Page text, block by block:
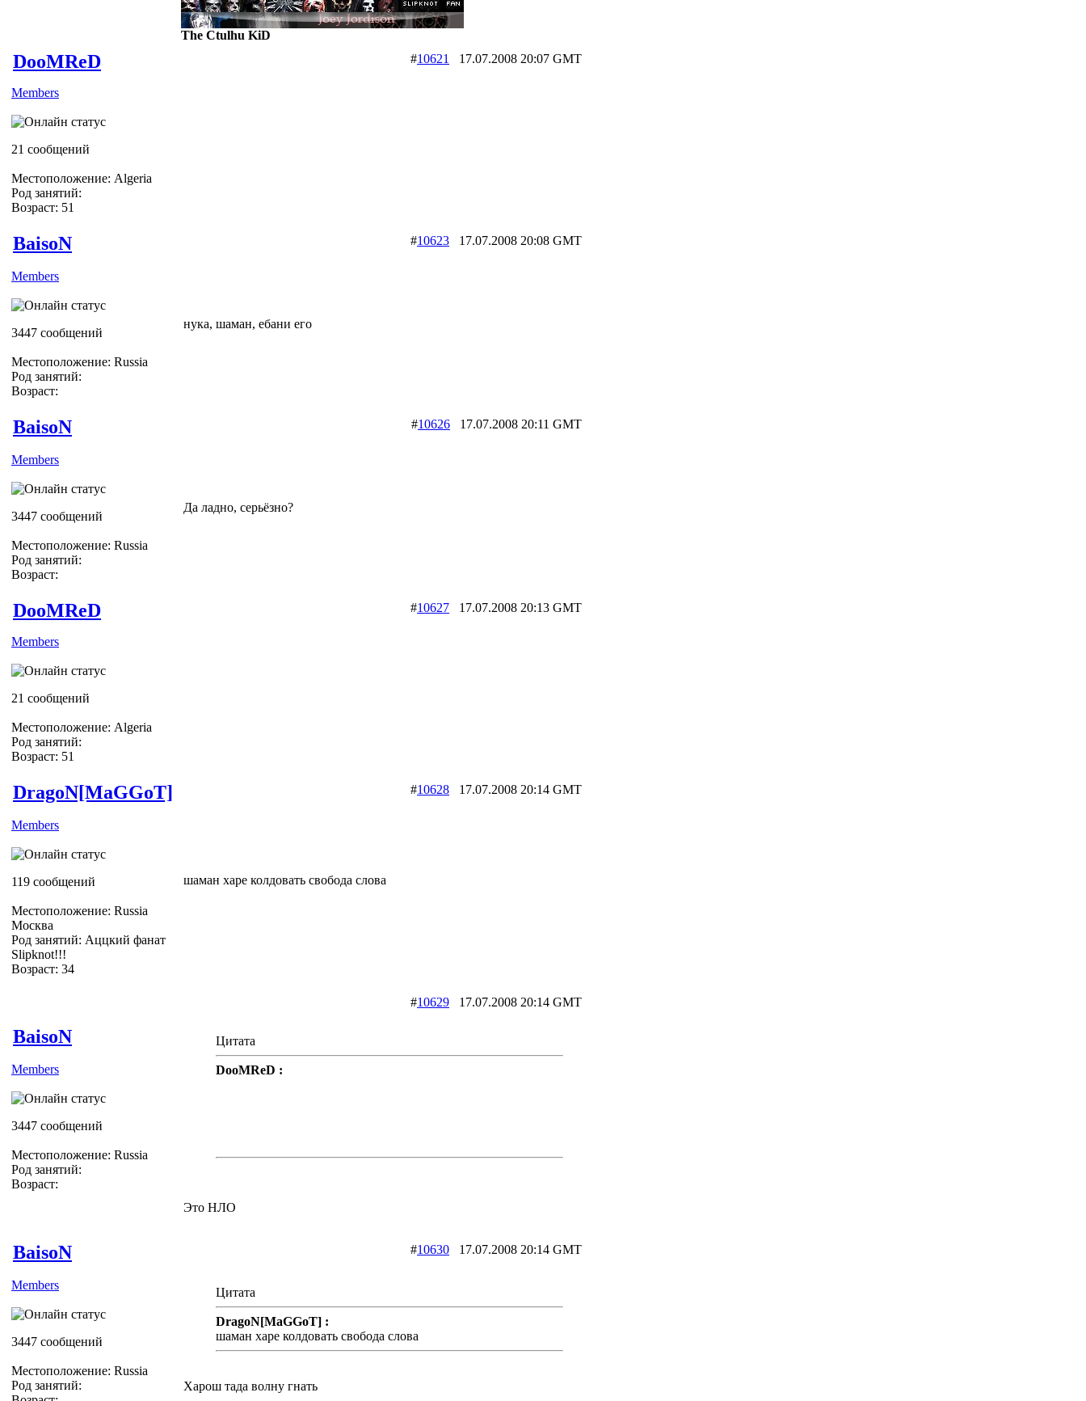
The Ctulhu KiD
DooMReD
Members
21 сообщений
Местоположение: Algeria
Род занятий:
Возраст: 51
#10621 17.07.2008 20:07 GMT
BaisoN
Members
3447 сообщений
Местоположение: Russia
Род занятий:
Возраст:
#10623 17.07.2008 20:08 GMT
нука, шаман, ебани его
BaisoN
Members
3447 сообщений
Местоположение: Russia
Род занятий:
Возраст:
#10626 17.07.2008 20:11 GMT
Да ладно, серьёзно?
DooMReD
Members
21 сообщений
Местоположение: Algeria
Род занятий:
Возраст: 51
#10627 17.07.2008 20:13 GMT
DragoN[MaGGoT]
Members
119 сообщений
Местоположение: Russia
Москва
Род занятий: Аццкий фанат
Slipknot!!!
Возраст: 34
#10628 17.07.2008 20:14 GMT
шаман харе колдовать свобода слова
BaisoN
Members
3447 сообщений
Местоположение: Russia
Род занятий:
Возраст:
#10629 17.07.2008 20:14 GMT
Цитата
DooMReD :
Это НЛО
BaisoN
Members
3447 сообщений
Местоположение: Russia
Род занятий:
#10630 17.07.2008 20:14 GMT
Цитата
DragoN[MaGGoT] :
шаман харе колдовать свобода слова
Харош тада волну гнать